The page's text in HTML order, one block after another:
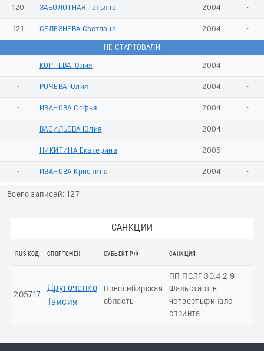
120 ЗАБОЛОТНАЯ Татьяна 2004 -
121 СЕЛЕЗНЕВА Светлана 2004 -
НЕ СТАРТОВАЛИ
- КОРНЕВА Юлия 2004 -
- РОЧЕВА Юлия 2004 -
- ИВАНОВА Софья 2004 -
- ВАСИЛЬЕВА Юлия 2004 -
- НИКИТИНА Екатерина 2005 -
- ИВАНОВА Кристина 2004 -
Всего записей: 127
САНКЦИИ
RUS КОД СПОРТСМЕН СУБЬЕКТ РФ САНКЦИЯ
205717
Другоченко
Таисия
Новосибирская
область
ПП ПСЛГ 30.4.2.9
Фальстарт в
четвертьфинале
спринта